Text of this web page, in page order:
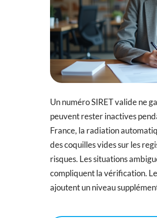
Un numéro SIRET valide ne
peuvent rester inactives
France, la radiation
des coquilles vides sur les
risques. Les situations
compliquent la vérification.
ajoutent un niveau